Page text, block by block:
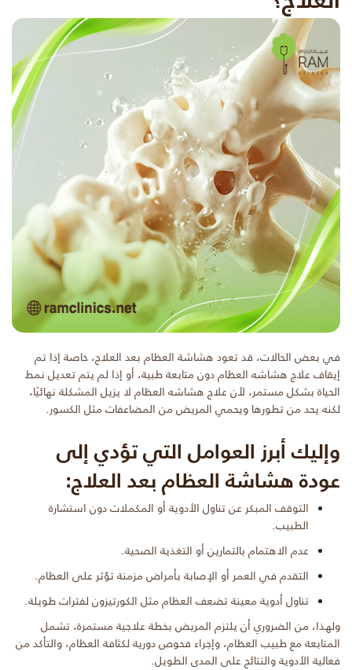
في بعض الحالات، قد تعود هشاشة العظام بعد العلاج، خاصة إذا تم
إيقاف علاج هشاشه العظام دون متابعة طبية، أو إذا لم يتم تعديل نمط
الحياة بشكل مستمر، لأن علاج هشاشه العظام لا يزيل المشكلة نهائيًا،
لكنه يحد من تطورها ويحمي المريض من المضاعفات مثل الكسور.
وإليك أبرز العوامل التي تؤدي إلى
عودة هشاشة العظام بعد العلاج:
التوقف المبكر عن تناول الأدوية أو المكملات دون استشارة
الطبيب.
عدم الاهتمام بالتمارين أو التغذية الصحية.
التقدم في العمر أو الإصابة بأمراض مزمنة تؤثر على العظام.
تناول أدوية معينة تضعف العظام مثل الكورتيزون لفترات طويلة.
ولهذا، من الضروري أن يلتزم المريض بخطة علاجية مستمرة، تشمل
المتابعة مع طبيب العظام، وإجراء فحوص دورية لكثافة العظام، والتأكد من
فعالية الأدوية والنتائج على المدى الطويل.